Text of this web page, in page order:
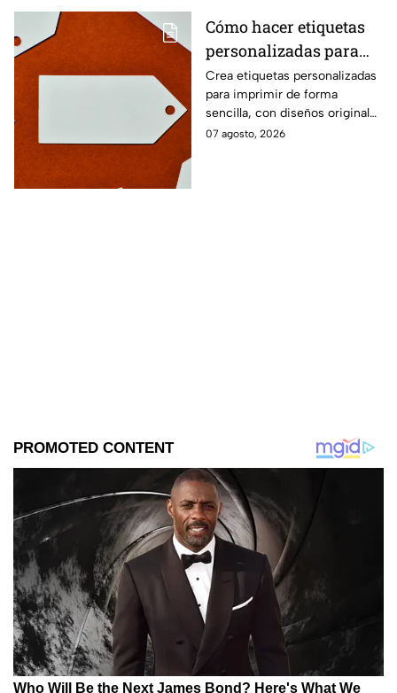
Cómo hacer etiquetas
personalizadas para
imprimir
Crea etiquetas personalizadas
para imprimir de forma
sencilla, con diseños originales
y detalles adaptados a tus
07 agosto, 2026